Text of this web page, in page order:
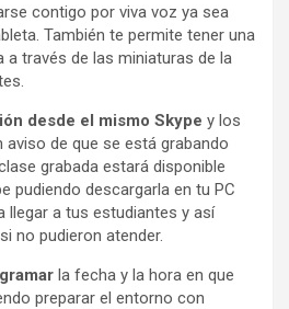
contigo por viva voz ya sea
También te permite tener una
a través de las miniaturas de la
desde el mismo Skype y los
de que se está grabando
grabada estará disponible
pudiendo descargarla en tu PC
llegar a tus estudiantes y así
no pudieron atender.
la fecha y la hora en que
preparar el entorno con